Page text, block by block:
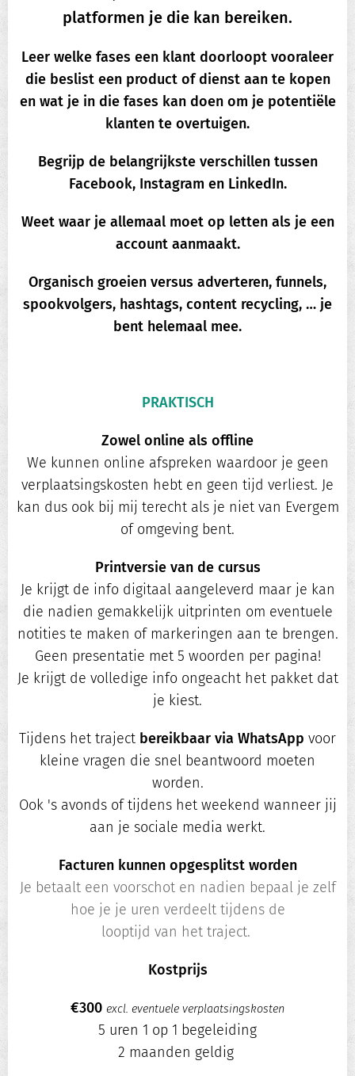
platformen je die kan bereiken.
Leer welke fases een klant doorloopt vooraleer
die beslist een product of dienst aan te kopen
en wat je in die fases kan doen om je potentiële
klanten te overtuigen.
Begrijp de belangrijkste verschillen tussen
Facebook, Instagram en LinkedIn.
Weet waar je allemaal moet op letten als je een
account aanmaakt.
Organisch groeien versus adverteren, funnels,
spookvolgers, hashtags, content recycling, … je
bent helemaal mee.
PRAKTISCH
Zowel online als offline
We kunnen online afspreken waardoor je geen
verplaatsingskosten hebt en geen tijd verliest. Je
kan dus ook bij mij terecht als je niet van Evergem
of omgeving bent.
Printversie van de cursus
Je krijgt de info digitaal aangeleverd maar je kan
die nadien gemakkelijk uitprinten om eventuele
notities te maken of markeringen aan te brengen.
Geen presentatie met 5 woorden per pagina!
Je krijgt de volledige info ongeacht het pakket dat
je kiest.
Tijdens het traject bereikbaar via WhatsApp voor
kleine vragen die snel beantwoord moeten
worden.
Ook 's avonds of tijdens het weekend wanneer jij
aan je sociale media werkt.
Facturen kunnen opgesplitst worden
Je betaalt een voorschot en nadien bepaal je zelf
hoe je je uren verdeelt tijdens de
looptijd van het traject.
Kostprijs
€300 excl. eventuele verplaatsingskosten
5 uren 1 op 1 begeleiding
2 maanden geldig